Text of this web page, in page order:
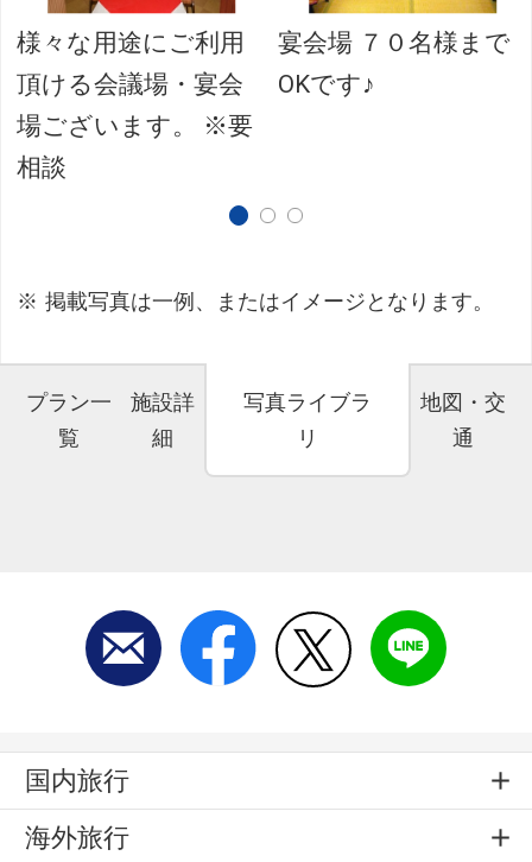
様々な用途にご利用
頂ける会議場・宴会
場ございます。 ※要
相談
宴会場 ７０名様まで
OKです♪
掲載写真は一例、またはイメージとなります。
プラン一
覧
施設詳
細
写真ライブラ
リ
地図・交
通
国内旅行
海外旅行